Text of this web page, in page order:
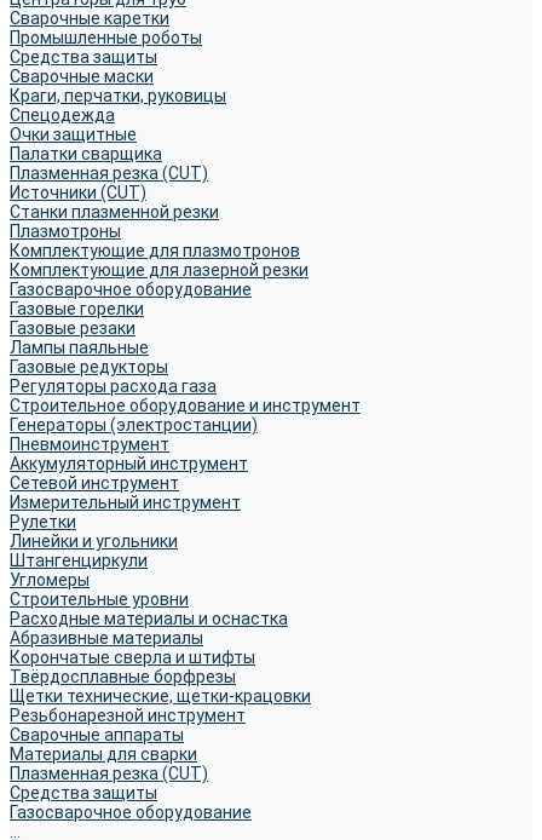
Сварочные каретки
Промышленные роботы
Средства защиты
Сварочные маски
Краги, перчатки, руковицы
Спецодежда
Очки защитные
Палатки сварщика
Плазменная резка (CUT)
Источники (CUT)
Станки плазменной резки
Плазмотроны
Комплектующие для плазмотронов
Комплектующие для лазерной резки
Газосварочное оборудование
Газовые горелки
Газовые резаки
Лампы паяльные
Газовые редукторы
Регуляторы расхода газа
Строительное оборудование и инструмент
Генераторы (электростанции)
Пневмоинструмент
Аккумуляторный инструмент
Сетевой инструмент
Измерительный инструмент
Рулетки
Линейки и угольники
Штангенциркули
Угломеры
Строительные уровни
Расходные материалы и оснастка
Абразивные материалы
Корончатые сверла и штифты
Твёрдосплавные борфрезы
Щетки технические, щетки-крацовки
Резьбонарезной инструмент
Сварочные аппараты
Материалы для сварки
Плазменная резка (CUT)
Средства защиты
Газосварочное оборудование